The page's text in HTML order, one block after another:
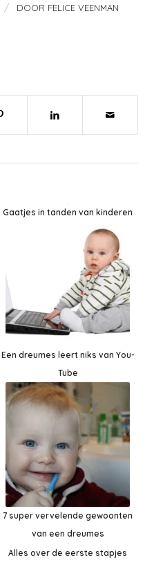
/ DOOR FELICE VEENMAN
Gaatjes in tanden van kinderen
Een dreumes leert niks van You-
Tube
7 super vervelende gewoonten
van een dreumes
Alles over de eerste stapjes